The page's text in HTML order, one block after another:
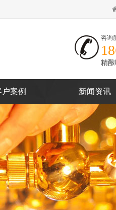
咨询
精
户案例 新闻资讯